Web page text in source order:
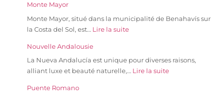
Monte Mayor
Monte Mayor, situé dans la municipalité de Benahavís sur
la Costa del Sol, est… Lire la suite
Nouvelle Andalousie
La Nueva Andalucía est unique pour diverses raisons,
alliant luxe et beauté naturelle,… Lire la suite
Puente Romano